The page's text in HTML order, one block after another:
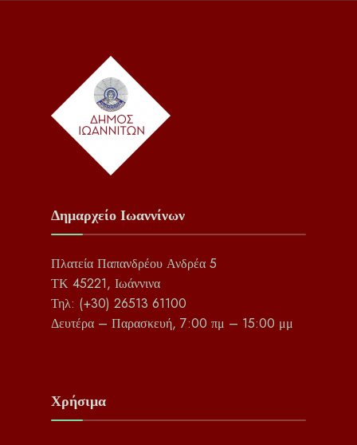
Δημαρχείο Ιωαννίνων
Πλατεία Παπανδρέου Ανδρέα 5
ΤΚ 45221, Ιωάννινα
Τηλ: (+30) 26513 61100
Δευτέρα – Παρασκευή, 7:00 πμ – 15:00 μμ
Χρήσιμα